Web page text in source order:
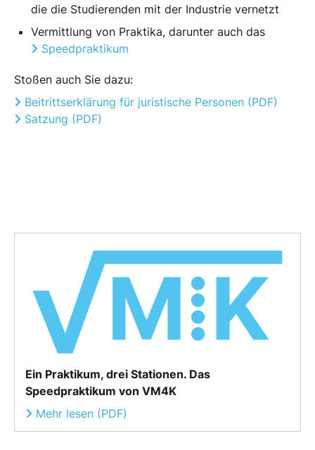
die die Studierenden mit der Industrie vernetzt
Vermittlung von Praktika, darunter auch das
Speedpraktikum
Stoßen auch Sie dazu:
Beitrittserklärung für juristische Personen (PDF)
Satzung (PDF)
Ein Praktikum, drei Stationen. Das
Speedpraktikum von VM4K
Mehr lesen (PDF)